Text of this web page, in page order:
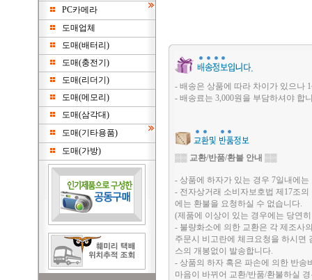
PC카메라
도매업체
도매(배터리)
도매(충전기)
도매(리더기)
도매(메모리)
도매(삼각대)
도매(기타용품)
도매(가방)
- 배송은 상품에 따라 차이가 있으나
- 배송료는 3,000원을 부담하셔야 합
▒▒ 교환/반품/환불 안내 ▒▒
- 상품에 하자가 있는 경우 7일내에
- 전자상거래 소비자보호법 제17조
에는 환불을 요청하실 수 없습니다.
(제품에 이상이 있는 경우에는 당연
- 불량화소에 의한 교환은 각 제조사
주문시 비고란에 체크요청을 하시면
스의 개봉없이 발송합니다.
- 상품의 하자 혹은 파손에 의한 반송
마음이 바뀌어 교환/반품/환불하실